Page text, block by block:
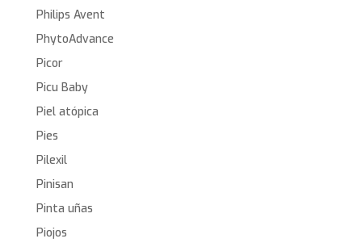
Philips Avent
PhytoAdvance
Picor
Picu Baby
Piel atópica
Pies
Pilexil
Pinisan
Pinta uñas
Piojos